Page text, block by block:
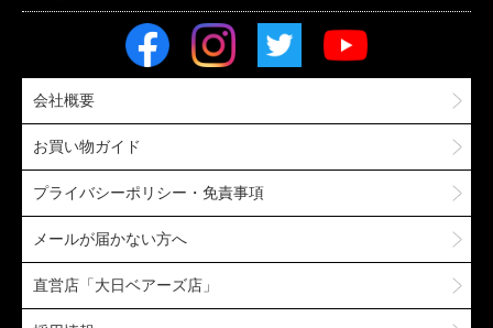
会社概要
お買い物ガイド
プライバシーポリシー・免責事項
メールが届かない方へ
直営店「大日ベアーズ店」